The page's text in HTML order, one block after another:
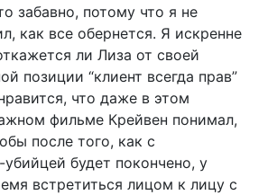
забавно, потому что я не
как все обернется. Я искренне
ли Лиза от своей
позиции “клиент всегда прав”
что даже в этом
фильме Крейвен понимал,
после того, как с
будет покончено, у
встретиться лицом к лицу с